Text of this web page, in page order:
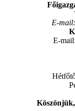
E-mail:
E-mail: